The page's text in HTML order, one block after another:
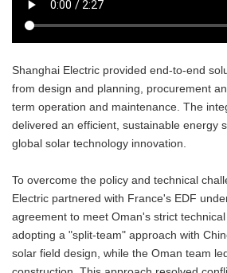
Shanghai Electric provided end-to-end
from design and planning, procurement
term operation and maintenance. The
delivered an efficient, sustainable energy
global solar technology innovation.
To overcome the policy and technical
Electric partnered with France's EDF
agreement to meet Oman's strict
adopting a "split-team" approach with
solar field design, while the Oman team